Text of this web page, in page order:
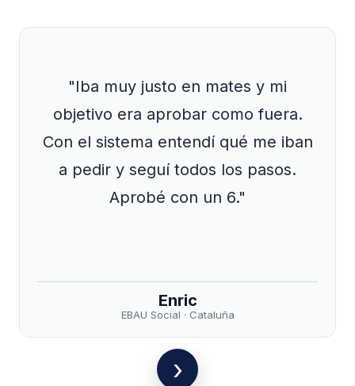
"Iba muy justo en mates y mi
objetivo era aprobar como fuera.
Con el sistema entendí qué me iban
a pedir y seguí todos los pasos.
Enric
EBAU Social · Cataluña
›